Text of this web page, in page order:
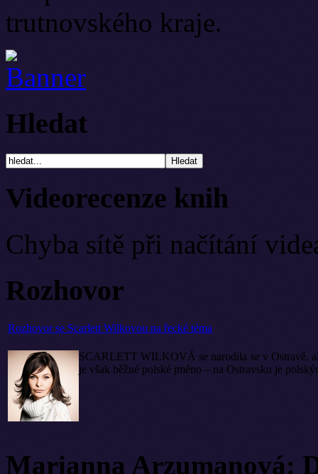
trutnovského kraje.
Hledat
Videorecenze knih
Chyba sítě při načítání
Rozhovor
Rozhovor se Scarlett Wilkovou na řecké téma
SCARLETT WILKOVÁ se narodila se v Ostravě,
je však běžné polské jméno – na Ostravsku je
Marianna Arzumanová: